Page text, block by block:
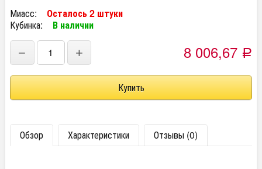
Миасс:
Осталось 2 штуки
Кубинка:
В наличии
− + 8 006,67 Р
Обзор Характеристики Отзывы (0)